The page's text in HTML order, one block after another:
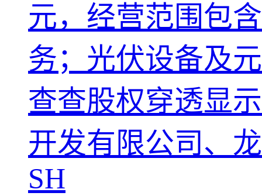
元，经营范围包
务；光伏设备及
查查股权穿透显
开发有限公司、
SH